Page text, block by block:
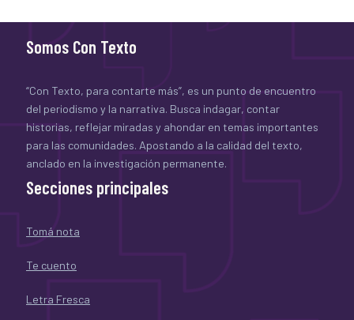
Somos Con Texto
“Con Texto, para contarte más”, es un punto de encuentro
del periodismo y la narrativa. Busca indagar, contar
historias, reflejar miradas y ahondar en temas importantes
para las comunidades. Apostando a la calidad del texto,
anclado en la investigación permanente.
Secciones principales
Tomá nota
Te cuento
Letra Fresca